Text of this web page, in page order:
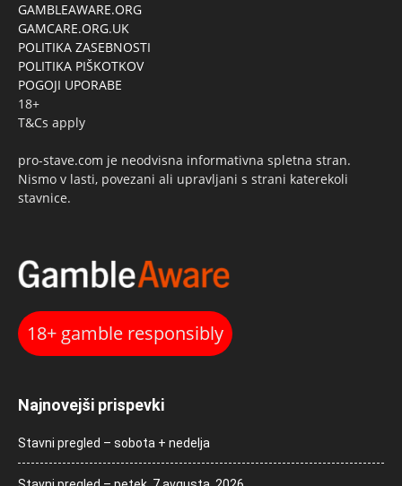
GAMBLEAWARE.ORG
GAMCARE.ORG.UK
POLITIKA ZASEBNOSTI
POLITIKA PIŠKOTKOV
POGOJI UPORABE
18+
T&Cs apply
pro-stave.com je neodvisna informativna spletna stran.
Nismo v lasti, povezani ali upravljani s strani katerekoli
stavnice.
18+ gamble responsibly
Najnovejši prispevki
Stavni pregled – sobota + nedelja